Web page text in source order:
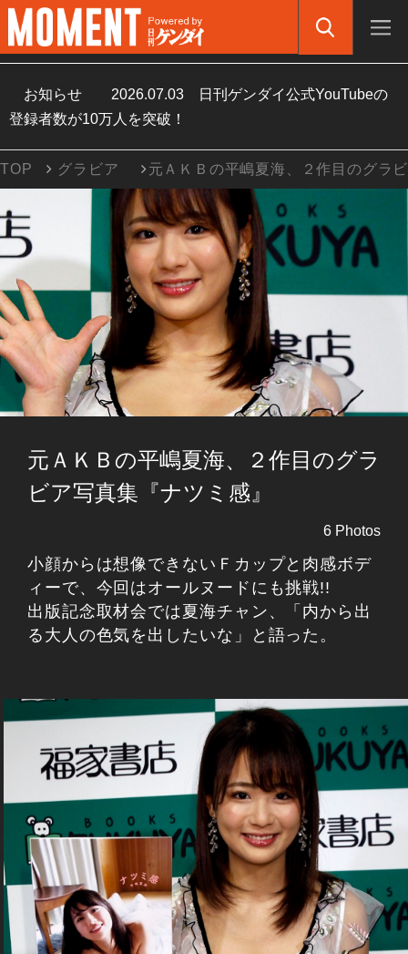
お知らせ 2026.07.03
日刊ゲンダイ公式YouTubeの
登録者数が10万人を突破！
TOP グラビア 元ＡＫＢの平嶋夏海、２作目のグラ
元ＡＫＢの平嶋夏海、２作目のグラ
ビア写真集『ナツミ感』
6 Photos
小顔からは想像できないＦカップと肉感ボデ
ィーで、今回はオールヌードにも挑戦!!
出版記念取材会では夏海チャン、「内から出
る大人の色気を出したいな」と語った。